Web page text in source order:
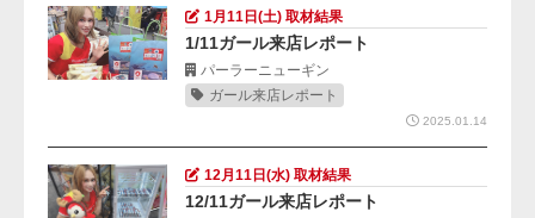
1月11日(土) 取材結果
1/11ガール来店レポート
パーラーニューギン
ガール来店レポート
2025.01.14
12月11日(水) 取材結果
12/11ガール来店レポート